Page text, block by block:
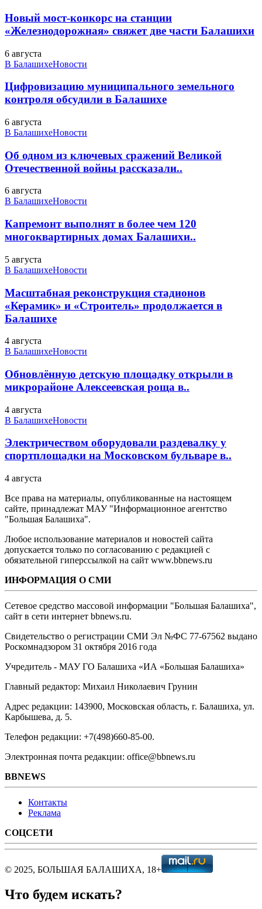
Новый мост-конкорс на станции
«Железнодорожная» свяжет две части Балашихи
6 августа
В БалашихеНовости
Цифровизацию муниципального земельного
контроля обсудили в Балашихе
6 августа
В БалашихеНовости
Об одном из ключевых сражений Великой
Отечественной войны рассказали..
6 августа
В БалашихеНовости
Капремонт выполнят в более чем 120
многоквартирных домах Балашихи..
5 августа
В БалашихеНовости
Масштабная реконструкция стадионов
«Керамик» и «Строитель» продолжается в
Балашихе
4 августа
В БалашихеНовости
Обновлённую детскую площадку открыли в
микрорайоне Алексеевская роща в..
4 августа
В БалашихеНовости
Электричеством оборудовали раздевалку у
спортплощадки на Московском бульваре в..
4 августа
Все права на материалы, опубликованные на настоящем
сайте, принадлежат МАУ "Информационное агентство
"Большая Балашиха".
Любое использование материалов и новостей сайта
допускается только по согласованию с редакцией с
обязательной гиперссылкой на сайт www.bbnews.ru
ИНФОРМАЦИЯ О СМИ
Сетевое средство массовой информации "Большая Балашиха",
сайт в сети интернет bbnews.ru.
Свидетельство о регистрации СМИ Эл №ФС ‎77-67562 выдано
Роскомнадзором 31 октября 2016 года
Учредитель - МАУ ГО Балашиха «ИА «Большая Балашиха»
Главный редактор: Михаил Николаевич Грунин
Адрес редакции: 143900, Московская область, г. Балашиха, ул.
Карбышева, д. 5.
Телефон редакции: +7(498)660-85-00.
Электронная почта редакции: office@bbnews.ru
BBNEWS
Контакты
Реклама
СОЦСЕТИ
© 2025, БОЛЬШАЯ БАЛАШИХА, 18+
Что будем искать?